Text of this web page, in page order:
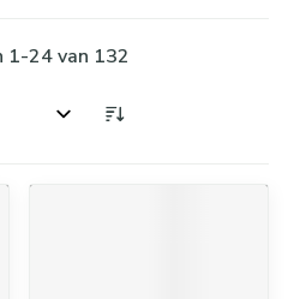
1-24van 132